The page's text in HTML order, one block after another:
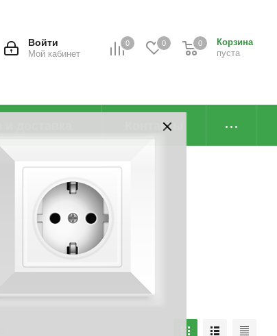
0 0
Корзина
пуста
0
Войти
Мой кабинет
Контакты